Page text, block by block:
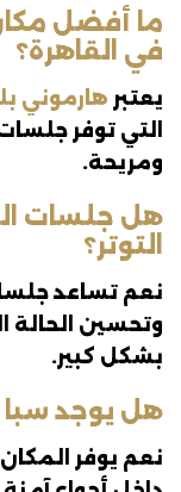
ما أفضل
في القاهرة؟
يعتبر هارموني
التي توفر
ومريحة.
هل جلسات
التوتر؟
نعم تساعد
وتحسين الحالة
بشكل كبير.
هل يوجد سبا
نعم يوفر